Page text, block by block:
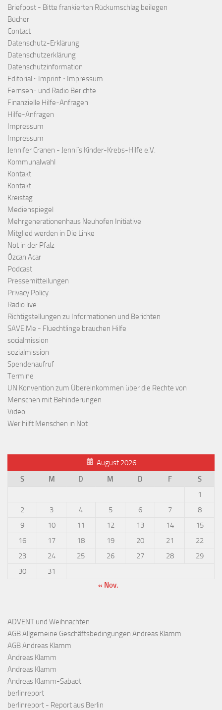
Briefpost - Bitte frankierten Rückumschlag beilegen
Bücher
Contact
Datenschutz-Erklärung
Datenschutzerklärung
Datenschutzinformation
Editorial :: Imprint :: Impressum
Fernseh- und Radio Berichte
Finanzielle Hilfe-Anfragen
Hilfe-Anfragen
Impressum
Impressum
Jennifer Cranen - Jenni´s Kinder-Krebs-Hilfe e.V.
Kommunalwahl
Kontakt
Kontakt
Kreistag
Medienspiegel
Mehrgenerationenhaus Neuhofen Initiative
Mitglied werden in Die Linke
Not in der Pfalz
Özcan Acar
Podcast
Pressemitteilungen
Privacy Policy
Radio live
Richtigstellungen zu Informationen und Berichten
SAVE Me - Fluechtlinge brauchen Hilfe
socialmission
sozialmission
Spendenaufruf
Termine
UN Konvention zum Übereinkommen über die Rechte von
Menschen mit Behinderungen
Video
Wer hilft Menschen in Not
August 2026
S
M D M D F
S
1
2
3 4 5 6 7
8
9
10 11 12 13 14
15
16
17 18 19 20 21
22
23
24 25 26 27 28
29
30
31
« Nov.
ADVENT und Weihnachten
AGB Allgemeine Geschäftsbedingungen Andreas Klamm
AGB Andreas Klamm
Andreas Klamm
Andreas Klamm
Andreas Klamm-Sabaot
berlinreport
berlinreport - Report aus Berlin